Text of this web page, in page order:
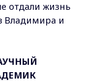
отдали жизнь
Владимира и